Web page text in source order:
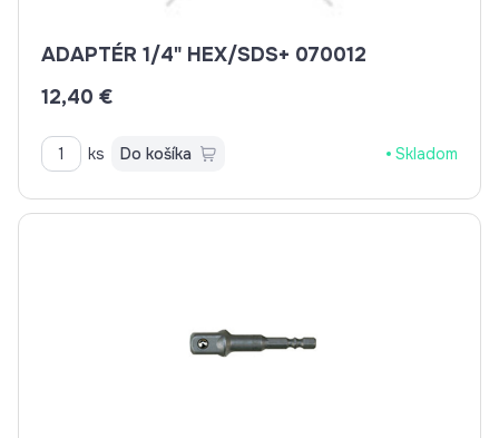
ADAPTÉR 1/4" HEX/SDS+ 070012
12,40 €
ks Do košíka Skladom